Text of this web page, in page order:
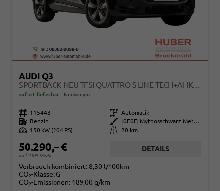
AUDI Q3
SPORTBACK NEU TFSI QUATTRO S LINE TECH+AHK+ALU19+LEDPLUS+KLIMAPLUS+EXTSCHWARZ
sofort lieferbar Neuwagen
Fahrzeugnr. 115443 Getriebe Automatik
Kraftstoff
Benzin Außenfarbe
[0E0E] Mythosschwarz Metallic
Leistung
150 kW (204 PS) Kilometerstand 20 km
50.290,– €
incl. 19% MwSt.
DETAILS
Verbrauch kombiniert: 8,30 l/100km
CO2-Klasse: G
CO2-Emissionen: 189,00 g/km